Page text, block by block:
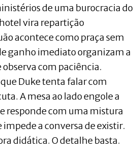
de uma burocracia do
vira repartição
acontece como praça sem
ganho imediato organizam a
com paciência.
Duke tenta falar com
A mesa ao lado engole a
responde com uma mistura
impede a conversa de existir.
didática. O detalhe basta.